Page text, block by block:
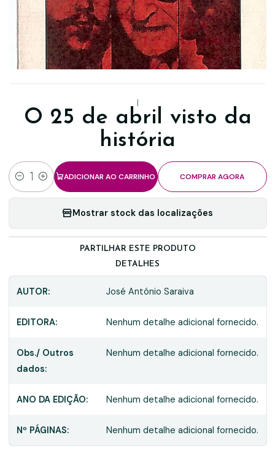
|
O 25 de abril visto da
história
Quantidade
ADICIONAR AO CARRINHO COMPRAR AGORA
Mostrar stock das localizações
PARTILHAR ESTE PRODUTO
DETALHES
AUTOR: José António Saraiva
EDITORA: Nenhum detalhe adicional fornecido.
Obs./ Outros
dados:
Nenhum detalhe adicional fornecido.
ANO DA EDIÇÃO: Nenhum detalhe adicional fornecido.
Nº PÁGINAS: Nenhum detalhe adicional fornecido.